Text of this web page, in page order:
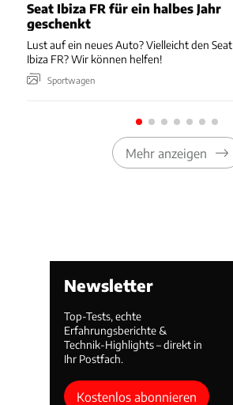
Seat Ibiza FR für ein halbes Jahr
geschenkt
Lust auf ein neues Auto? Vielleicht den Seat
Ibiza FR? Wir können helfen!
Sportwagen
Mehr anzeigen
Newsletter
Top-Tests, echte
Erfahrungsberichte &
Technik-Highlights – direkt in
Ihr Postfach.
Kostenlos abonnieren